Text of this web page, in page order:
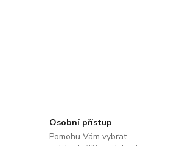
Osobní přístup
Pomohu Vám vybrat